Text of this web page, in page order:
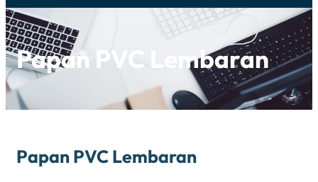
Papan PVC Lembaran
Papan PVC Lembaran